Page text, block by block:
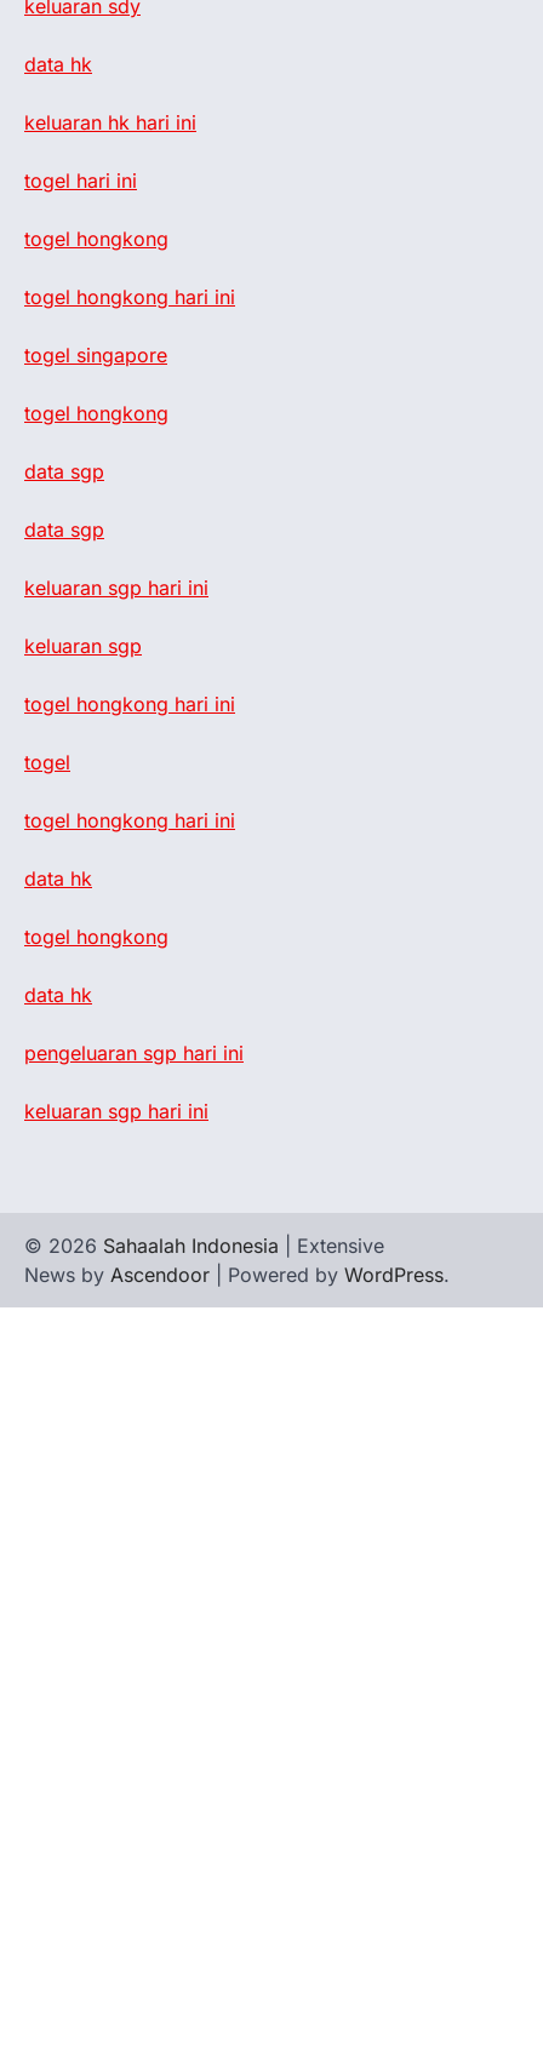
keluaran sdy
data hk
keluaran hk hari ini
togel hari ini
togel hongkong
togel hongkong hari ini
togel singapore
togel hongkong
data sgp
data sgp
keluaran sgp hari ini
keluaran sgp
togel hongkong hari ini
togel
togel hongkong hari ini
data hk
togel hongkong
data hk
pengeluaran sgp hari ini
keluaran sgp hari ini
© 2026 Sahaalah Indonesia | Extensive
News by Ascendoor | Powered by WordPress.